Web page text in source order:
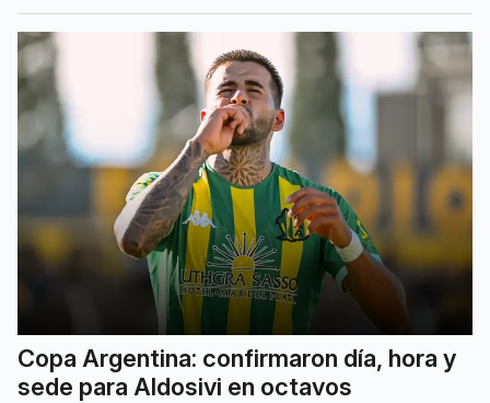
Copa Argentina: confirmaron día, hora y
sede para Aldosivi en octavos